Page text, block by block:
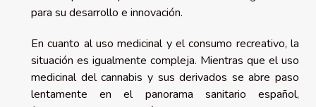
para su desarrollo e innovación.
En cuanto al uso medicinal y el consumo recreativo, la
situación es igualmente compleja. Mientras que el uso
medicinal del cannabis y sus derivados se abre paso
lentamente en el panorama sanitario español,